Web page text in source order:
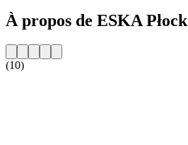
À propos de ESKA Płock
(10)